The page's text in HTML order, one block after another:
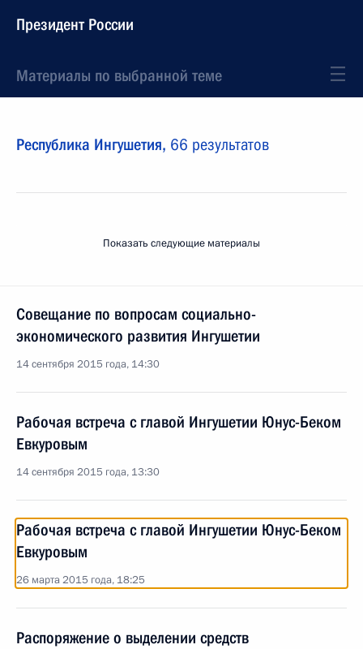
Президент России
Материалы по выбранной теме
Республика Ингушетия, 66 результатов
Показать следующие материалы
Совещание по вопросам социально-
экономического развития Ингушетии
14 сентября 2015 года, 14:30
Рабочая встреча с главой Ингушетии Юнус-Беком
Евкуровым
14 сентября 2015 года, 13:30
Рабочая встреча с главой Ингушетии Юнус-Беком
Евкуровым
26 марта 2015 года, 18:25
Распоряжение о выделении средств